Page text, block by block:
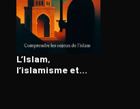
L’Islam,
l’islamisme et